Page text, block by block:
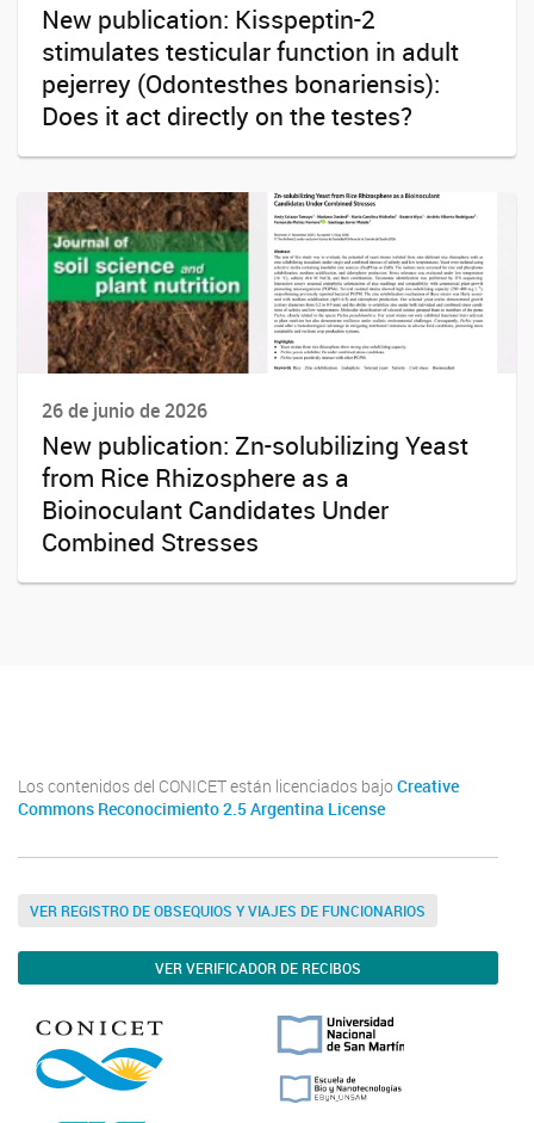
New publication: Kisspeptin-2
stimulates testicular function in adult
pejerrey (Odontesthes bonariensis):
Does it act directly on the testes?
26 de junio de 2026
New publication: Zn-solubilizing Yeast
from Rice Rhizosphere as a
Bioinoculant Candidates Under
Combined Stresses
Los contenidos del CONICET están licenciados bajo Creative
Commons Reconocimiento 2.5 Argentina License
VER REGISTRO DE OBSEQUIOS Y VIAJES DE FUNCIONARIOS
VER VERIFICADOR DE RECIBOS